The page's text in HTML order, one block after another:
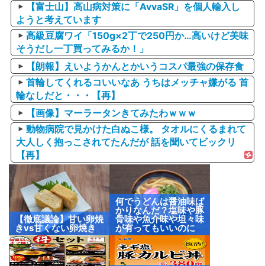
【富士山】高山病対策に「AvvaSR」を個人輸入し
ようと考えています
高級豆腐ワイ「150g×2丁で250円か…高いけど美味
そうだし一丁買ってみるか！」
【朗報】えいようかんとかいうコスパ最強の保存食
首輪してくれるコいいなあ うちはメッチャ嫌がる 首
輪なしだと・・・【再】
【画像】マーラータンきてみたわｗｗｗ
動物病院で見かけた白ぬこ様。 タオルにくるまれて
大人しく抱っこされてたんだが 話を聞いてビックリ
【再】
【徹底議論】甘い卵焼
きvs甘くない卵焼き
何でうどんは醤油味ば
かりなんだ？塩味や豚
骨味や魚介味や坦々味
が有ってもいいのに